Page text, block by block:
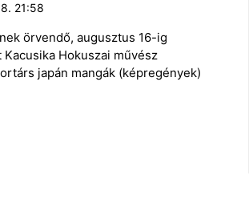
21:58
örvendő, augusztus 16-ig
Hokuszai művész
japán mangák (képregények)